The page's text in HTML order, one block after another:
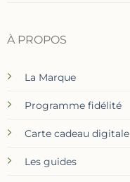
À PROPOS
La Marque
Programme fidélité
Carte cadeau digitale
Les guides